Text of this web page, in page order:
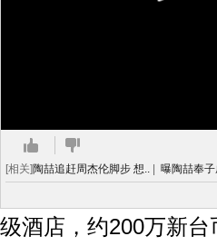
[相关]陶喆追赶周杰伦脚步 想.. 曝陶喆奉
级酒店，约200万新